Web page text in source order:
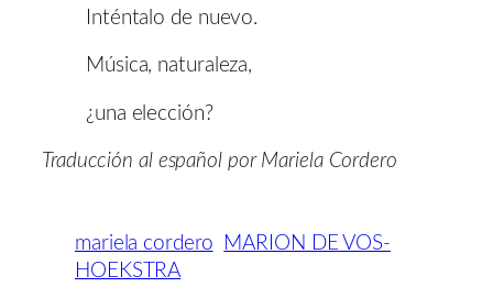
Inténtalo de nuevo.
Música, naturaleza,
¿una elección?
Traducción al español por Mariela Cordero
mariela cordero
MARION DE VOS-
HOEKSTRA